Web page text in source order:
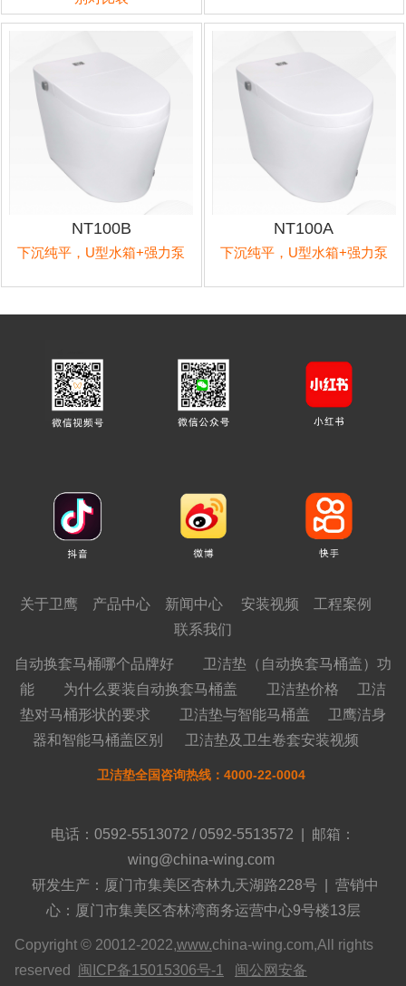
NT100B
下沉纯平，U型水箱+强力泵
NT100A
下沉纯平，U型水箱+强力泵
关于卫鹰 产品中心 新闻中心 安装视频
工程案例
联系我们
自动换套马桶哪个品牌好
卫洁垫（自动换套马桶盖）功
能
为什么要装自动换套马桶盖 卫洁垫价格
卫洁
垫对马桶形状的要求
卫洁垫与智能马桶盖
卫鹰洁身
器和智能马桶盖区别
卫洁垫及卫生卷套安装视频
卫洁垫全国咨询热线：4000-22-0004
电话：0592-5513072 / 0592-5513572 | 邮箱：
wing@china-wing.com
研发生产：厦门市集美区杏林九天湖路228号 | 营销中
心：厦门市集美区杏林湾商务运营中心9号楼13层
Copyright © 20012-2022,www.china-wing.com,All rights
reserved 闽ICP备15015306号-1 闽公网安备